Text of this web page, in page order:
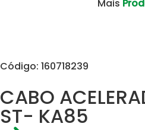
Mais
Código: 160718239
CABO
ST- KA85